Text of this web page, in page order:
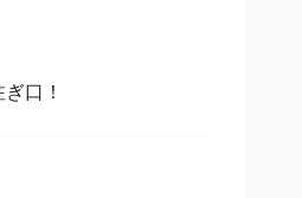
口！